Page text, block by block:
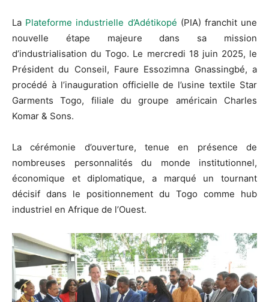
La Plateforme industrielle d’Adétikopé (PIA) franchit une
nouvelle étape majeure dans sa mission
d’industrialisation du Togo. Le mercredi 18 juin 2025, le
Président du Conseil, Faure Essozimna Gnassingbé, a
procédé à l’inauguration officielle de l’usine textile Star
Garments Togo, filiale du groupe américain Charles
Komar & Sons.
La cérémonie d’ouverture, tenue en présence de
nombreuses personnalités du monde institutionnel,
économique et diplomatique, a marqué un tournant
décisif dans le positionnement du Togo comme hub
industriel en Afrique de l’Ouest.